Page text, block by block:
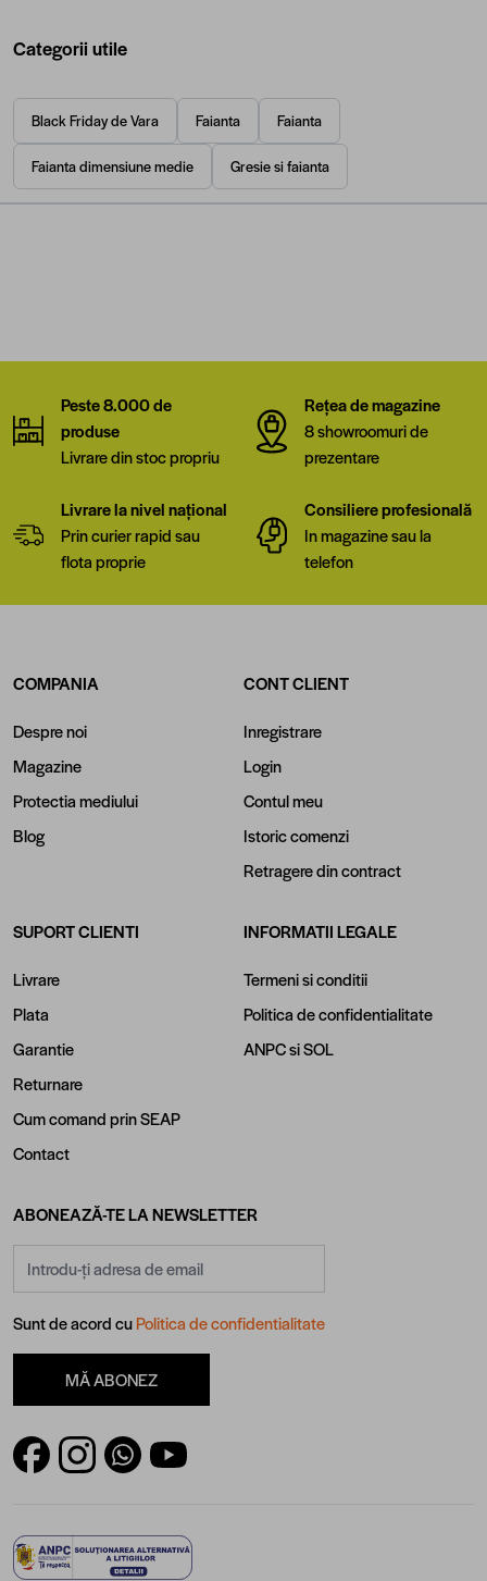
Categorii utile
Black Friday de Vara Faianta Faianta
Faianta dimensiune medie Gresie si faianta
Peste 8.000 de
produse
Livrare din stoc propriu
Rețea de magazine
8 showroomuri de
prezentare
Livrare la nivel național
Prin curier rapid sau
flota proprie
Consiliere profesională
In magazine sau la
telefon
COMPANIA
Despre noi
Magazine
Protectia mediului
Blog
CONT CLIENT
Inregistrare
Login
Contul meu
Istoric comenzi
Retragere din contract
SUPORT CLIENTI
Livrare
Plata
Garantie
Returnare
Cum comand prin SEAP
Contact
INFORMATII LEGALE
Termeni si conditii
Politica de confidentialitate
ANPCsiSOL
ABONEAZĂ-TE LA NEWSLETTER
Sunt de acord cuPolitica de confidentialitate
MĂ ABONEZ